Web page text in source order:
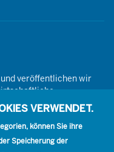
veröffentlichen wir
der Neutralität,
und der
VERWENDET.
können Sie ihre
Speicherung der